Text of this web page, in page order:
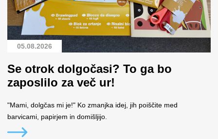
05.08.2026
Se otrok dolgočasi? To ga bo
zaposlilo za več ur!
"Mami, dolgčas mi je!" Ko zmanjka idej, jih poiščite med
barvicami, papirjem in domišljijo.